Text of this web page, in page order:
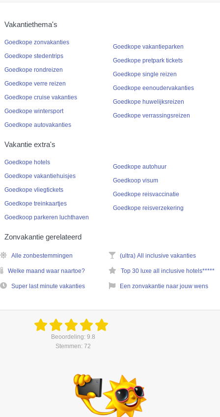
Vakantiethema's
Goedkope zonvakanties
Goedkope stedentrips
Goedkope rondreizen
Goedkope verre reizen
Goedkope cruise vakanties
Goedkope wintersport
Goedkope autovakanties
Goedkope vakantieparken
Goedkope pretpark tickets
Goedkope single reizen
Goedkope eenoudervakanties
Goedkope huwelijksreizen
Goedkope verrassingsreizen
Vakantie extra's
Goedkope hotels
Goedkope vakantiehuisjes
Goedkope vliegtickets
Goedkope treinkaartjes
Goedkoop parkeren luchthaven
Goedkope autohuur
Goedkoop visum
Goedkope reisvaccinatie
Goedkope reisverzekering
Zonvakantie gerelateerd
Alle zonbestemmingen
Welke maand waar naartoe?
Super last minute vakanties
(ultra) All inclusive vakanties
Top 30 luxe all inclusive hotels*****
Een zonvakantie naar jouw wens
Beoordeling: 9.8
Stemmen: 72